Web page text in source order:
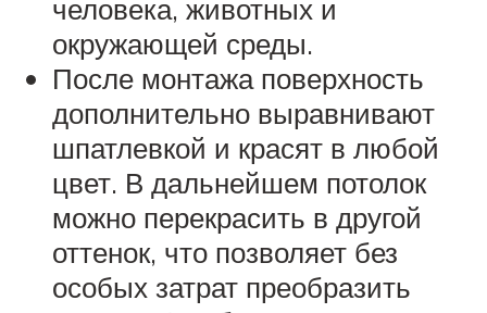
человека, животных и
окружающей среды.
После монтажа поверхность
дополнительно выравнивают
шпатлевкой и красят в любой
цвет. В дальнейшем потолок
можно перекрасить в другой
оттенок, что позволяет без
особых затрат преобразить